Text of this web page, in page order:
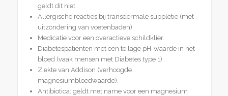
geldt dit niet.
Allergische reacties bij transdermale suppletie (met
uitzondering van voetenbaden).
Medicatie voor een overactieve schildklier.
Diabetespatiënten met een te lage pH-waarde in het
bloed (vaak mensen met Diabetes type 1).
Ziekte van Addison (verhoogde
magnesiumbloedwaarde).
Antibiotica: geldt met name voor een magnesium